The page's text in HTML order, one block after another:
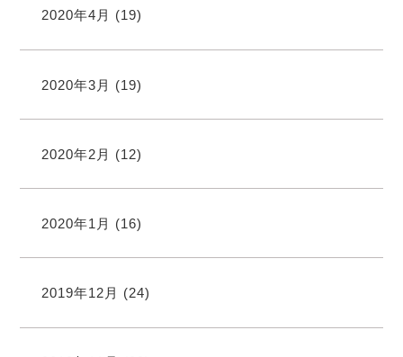
2020年4月 (19)
2020年3月 (19)
2020年2月 (12)
2020年1月 (16)
2019年12月 (24)